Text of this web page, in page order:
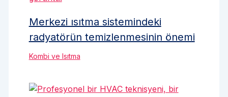
Merkezi ısıtma sistemindeki
radyatörün temizlenmesinin önemi
Kombi ve Isıtma